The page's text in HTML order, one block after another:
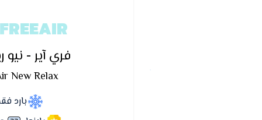
FREEAIR
فري آير -
New Relax
بارد